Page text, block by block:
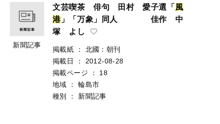
新聞記事
文芸喫茶 俳句 田村 愛子選「 風
港」「万象」同人 佳作 中
塚 よし
掲載紙 ：
北國：朝刊
掲載日
：
2012-08-28
掲載ページ
：
18
地域
：
輪島市
種別
： 新聞記事